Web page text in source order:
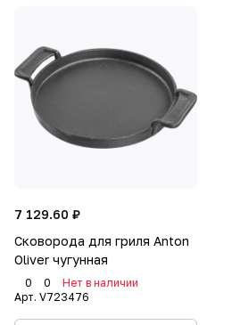
7 129.60 ₽
Сковорода для гриля Anton
Oliver чугунная
0 0
Нет в наличии
Арт. V723476